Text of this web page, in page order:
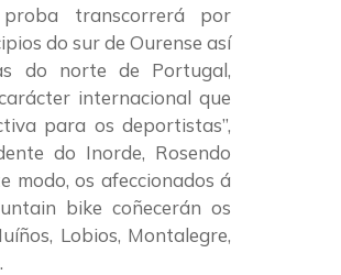
transcorrerá por
do sur de Ourense así
do norte de Portugal,
internacional que
para os deportistas”,
do Inorde, Rosendo
modo, os afeccionados á
bike coñecerán os
Lobios, Montalegre,